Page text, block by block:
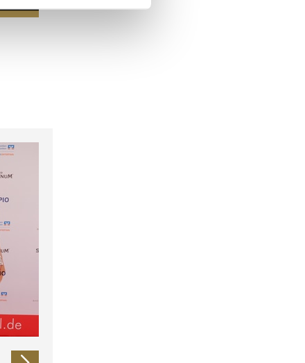
anbieten zu können
diese Informationen
Rahmen Ihrer Nutzung